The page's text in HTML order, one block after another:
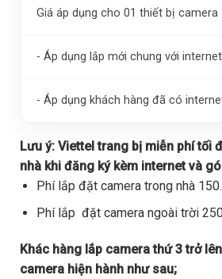
Giá áp dụng cho 01 thiết bị camera
- Áp dụng lắp mới chung với internet
- Áp dụng khách hàng đã có
Lưu ý: Viettel trang bị miễn phí tối
nhà khi đăng ký kèm internet và
Phí lắp đặt camera trong nhà
Phí lắp đặt camera ngoài trời
Khác hàng lắp camera thứ 3 trở
camera hiện hành như sau;